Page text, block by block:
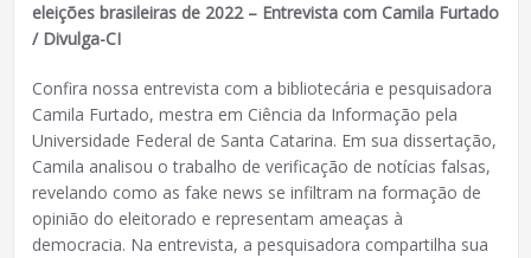
eleições brasileiras de 2022 – Entrevista com Camila Furtado
/ Divulga-CI
Confira nossa entrevista com a bibliotecária e pesquisadora
Camila Furtado, mestra em Ciência da Informação pela
Universidade Federal de Santa Catarina. Em sua dissertação,
Camila analisou o trabalho de verificação de notícias falsas,
revelando como as fake news se infiltram na formação de
opinião do eleitorado e representam ameaças à
democracia. Na entrevista, a pesquisadora compartilha sua